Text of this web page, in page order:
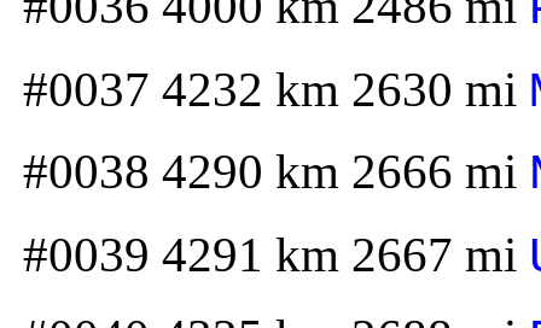
#0037 4232 km 2630 mi
#0038 4290 km 2666 mi
#0039 4291 km 2667 mi